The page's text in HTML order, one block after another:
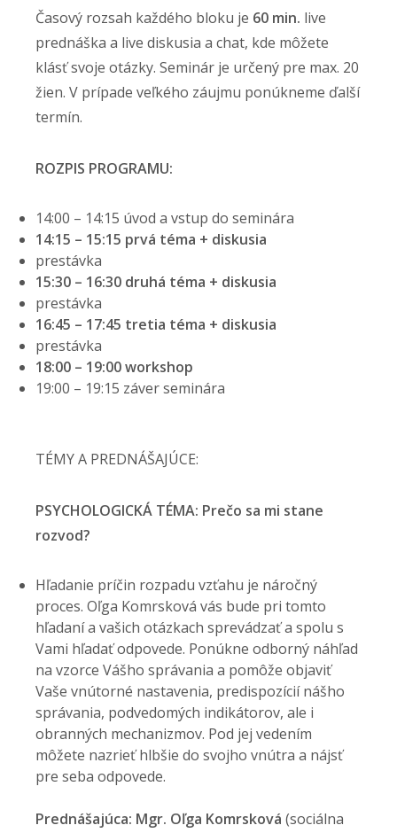
Časový rozsah každého bloku je 60 min. live
prednáška a live diskusia a chat, kde môžete
klásť svoje otázky. Seminár je určený pre max. 20
žien. V prípade veľkého záujmu ponúkneme ďalší
termín.
ROZPIS PROGRAMU:
14:00 – 14:15 úvod a vstup do seminára
14:15 – 15:15 prvá téma + diskusia
prestávka
15:30 – 16:30 druhá téma + diskusia
prestávka
16:45 – 17:45 tretia téma + diskusia
prestávka
18:00 – 19:00 workshop
19:00 – 19:15 záver seminára
TÉMY A PREDNÁŠAJÚCE:
PSYCHOLOGICKÁ TÉMA: Prečo sa mi stane
rozvod?
Hľadanie príčin rozpadu vzťahu je náročný
proces. Oľga Komrsková vás bude pri tomto
hľadaní a vašich otázkach sprevádzať a spolu s
Vami hľadať odpovede. Ponúkne odborný náhľad
na vzorce Vášho správania a pomôže objaviť
Vaše vnútorné nastavenia, predispozícií nášho
správania, podvedomých indikátorov, ale i
obranných mechanizmov. Pod jej vedením
môžete nazrieť hlbšie do svojho vnútra a nájsť
pre seba odpovede.
Prednášajúca: Mgr. Oľga Komrsková (sociálna